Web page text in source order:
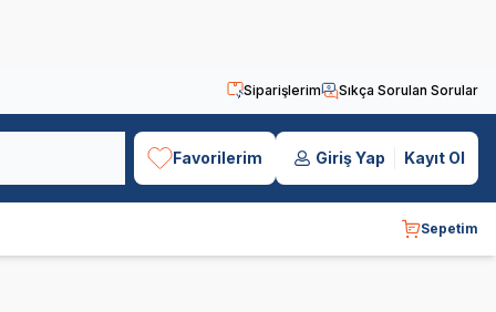
Siparişlerim Sıkça Sorulan Sorular
Favorilerim Giriş Yap Kayıt Ol
Sepetim